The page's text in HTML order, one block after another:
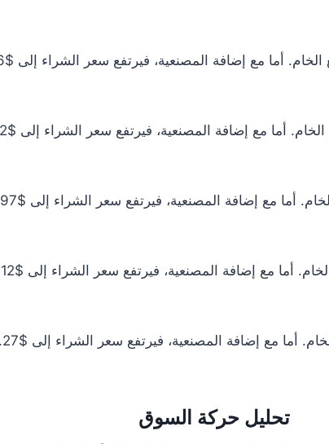
تحليل حركة السوق